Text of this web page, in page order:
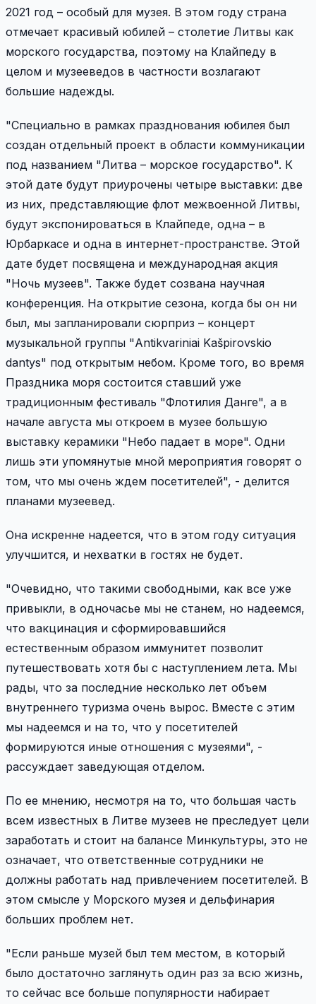
2021 год – особый для музея. В этом году страна
отмечает красивый юбилей – столетие Литвы как
морского государства, поэтому на Клайпеду в
целом и музееведов в частности возлагают
большие надежды.
"Специально в рамках празднования юбилея был
создан отдельный проект в области коммуникации
под названием "Литва – морское государство". К
этой дате будут приурочены четыре выставки: две
из них, представляющие флот межвоенной Литвы,
будут экспонироваться в Клайпеде, одна – в
Юрбаркасе и одна в интернет-пространстве. Этой
дате будет посвящена и международная акция
"Ночь музеев". Также будет созвана научная
конференция. На открытие сезона, когда бы он ни
был, мы запланировали сюрприз – концерт
музыкальной группы "Antikvariniai Kašpirovskio
dantys" под открытым небом. Кроме того, во время
Праздника моря состоится ставший уже
традиционным фестиваль "Флотилия Данге", а в
начале августа мы откроем в музее большую
выставку керамики "Небо падает в море". Одни
лишь эти упомянутые мной мероприятия говорят о
том, что мы очень ждем посетителей", - делится
планами музеевед.
Она искренне надеется, что в этом году ситуация
улучшится, и нехватки в гостях не будет.
"Очевидно, что такими свободными, как все уже
привыкли, в одночасье мы не станем, но надеемся,
что вакцинация и сформировавшийся
естественным образом иммунитет позволит
путешествовать хотя бы с наступлением лета. Мы
рады, что за последние несколько лет объем
внутреннего туризма очень вырос. Вместе с этим
мы надеемся и на то, что у посетителей
формируются иные отношения с музеями", -
рассуждает заведующая отделом.
По ее мнению, несмотря на то, что большая часть
всем известных в Литве музеев не преследует цели
заработать и стоит на балансе Минкультуры, это не
означает, что ответственные сотрудники не
должны работать над привлечением посетителей. В
этом смысле у Морского музея и дельфинария
больших проблем нет.
"Если раньше музей был тем местом, в который
было достаточно заглянуть один раз за всю жизнь,
то сейчас все больше популярности набирает